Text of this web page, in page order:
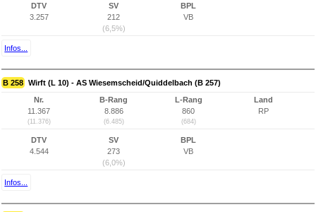
DTV
3.257
SV
212
(6,5%)
BPL
VB
Infos...
B 258 Wirft (L 10) - AS Wiesemscheid/Quiddelbach (B 257)
Nr.
11.367
(11.376)
B-Rang
8.886
(6.485)
L-Rang
860
(684)
Land
RP
DTV
4.544
SV
273
(6,0%)
BPL
VB
Infos...